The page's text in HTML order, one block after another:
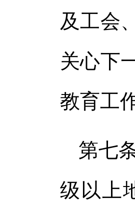
及工会
关心下
教育工
第七
级以上